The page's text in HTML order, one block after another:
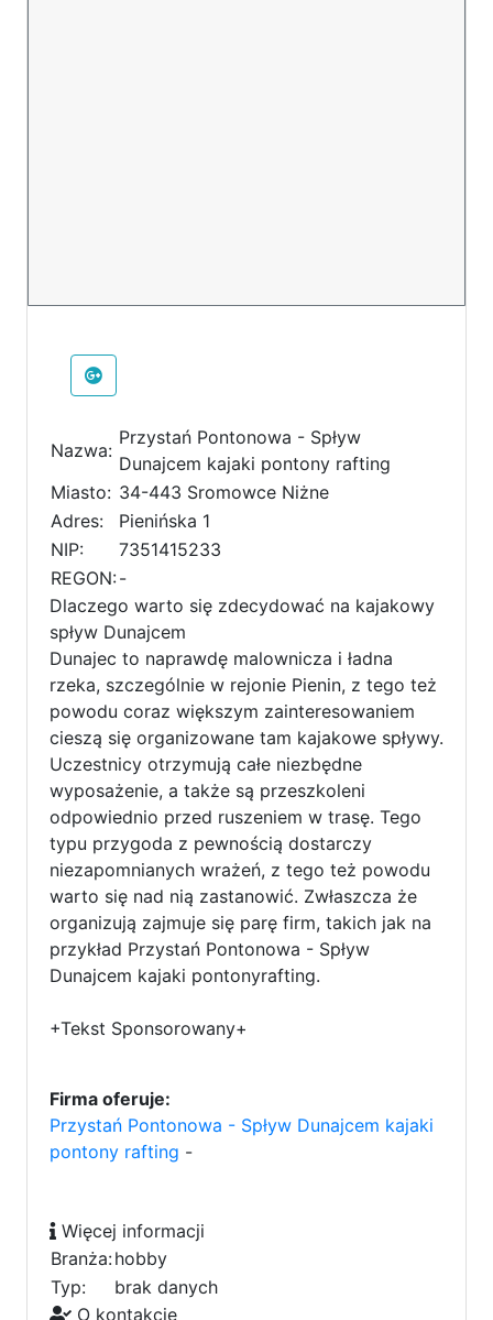
Nazwa:
Przystań Pontonowa - Spływ
Dunajcem kajaki pontony rafting
Miasto: 34-443 Sromowce Niżne
Adres:
Pienińska 1
NIP:
7351415233
REGON:-
Dlaczego warto się zdecydować na kajakowy
spływ Dunajcem
Dunajec to naprawdę malownicza i ładna
rzeka, szczególnie w rejonie Pienin, z tego też
powodu coraz większym zainteresowaniem
cieszą się organizowane tam kajakowe spływy.
Uczestnicy otrzymują całe niezbędne
wyposażenie, a także są przeszkoleni
odpowiednio przed ruszeniem w trasę. Tego
typu przygoda z pewnością dostarczy
niezapomnianych wrażeń, z tego też powodu
warto się nad nią zastanowić. Zwłaszcza że
organizują zajmuje się parę firm, takich jak na
przykład Przystań Pontonowa - Spływ
Dunajcem kajaki pontonyrafting.
+Tekst Sponsorowany+
Firma oferuje:
Przystań Pontonowa - Spływ Dunajcem kajaki
pontony rafting -
Więcej informacji
Branża:hobby
Typ:
brak danych
O kontakcie